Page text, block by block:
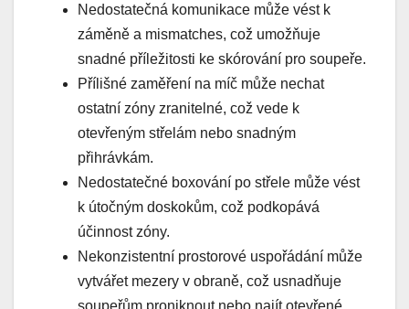
Nedostatečná komunikace může vést k
záměně a mismatches, což umožňuje
snadné příležitosti ke skórování pro soupeře.
Přílišné zaměření na míč může nechat
ostatní zóny zranitelné, což vede k
otevřeným střelám nebo snadným
přihrávkám.
Nedostatečné boxování po střele může vést
k útočným doskokům, což podkopává
účinnost zóny.
Nekonzistentní prostorové uspořádání může
vytvářet mezery v obraně, což usnadňuje
soupeřům proniknout nebo najít otevřené